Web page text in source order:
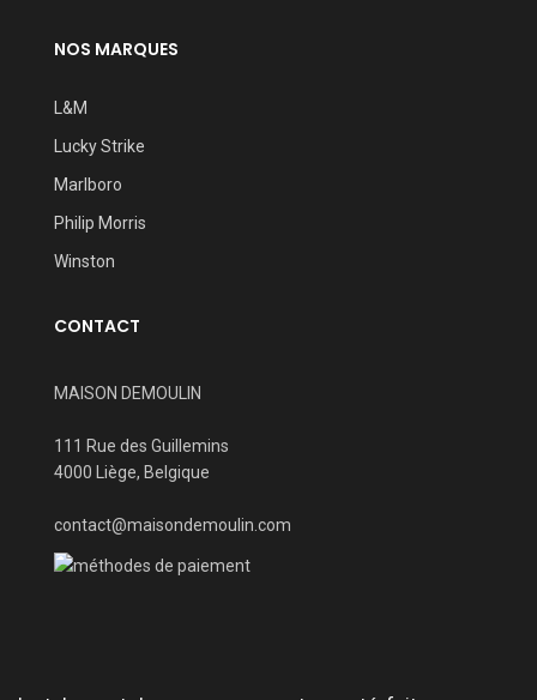
NOS MARQUES
L&M
Lucky Strike
Marlboro
Philip Morris
Winston
CONTACT
MAISON DEMOULIN
111 Rue des Guillemins
4000 Liège, Belgique
contact@maisondemoulin.com